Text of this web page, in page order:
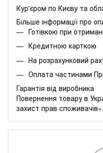
Кур'єром по Києву та
Більше інформації про
Готівкою при
Кредитною карткою
На розрахунковий
Оплата частинами
Гарантія від виробника
Повернення товару в
захист прав споживачів».